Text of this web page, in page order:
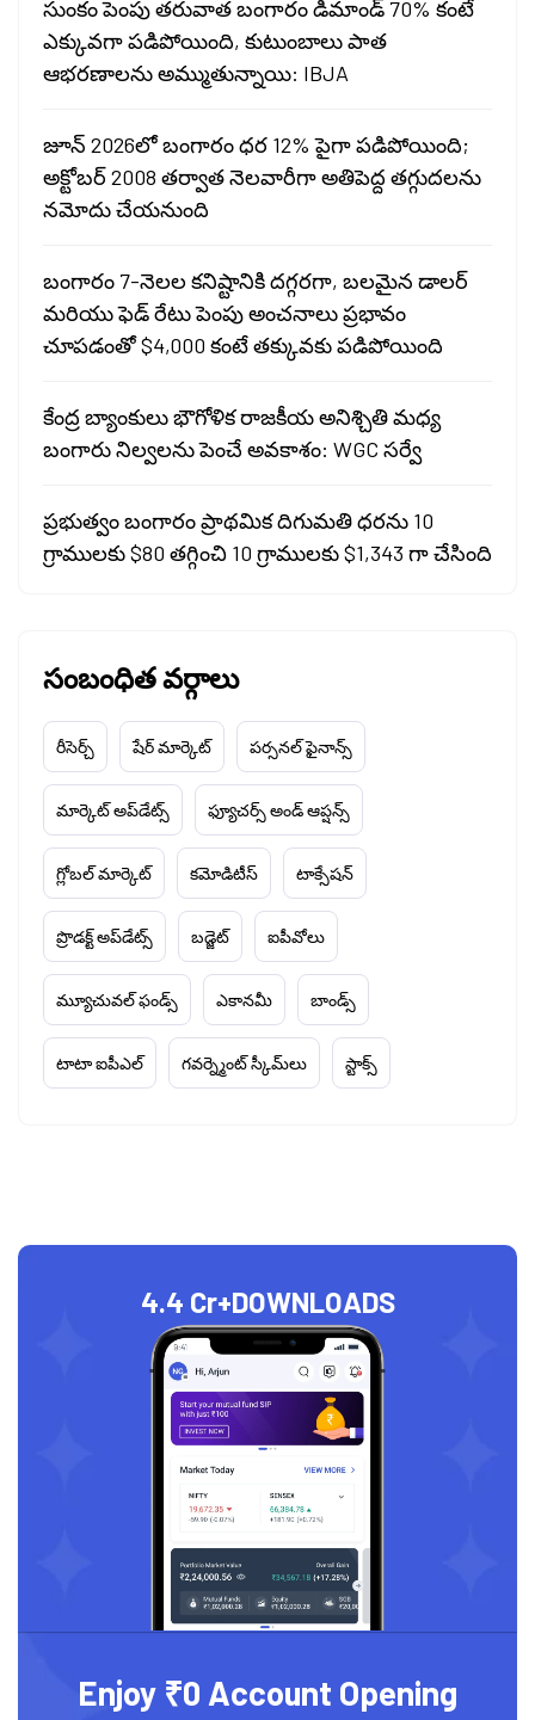
సుంకం పెంపు తరువాత బంగారం డిమాండ్ 70% కంటే
ఎక్కువగా పడిపోయింది, కుటుంబాలు పాత
ఆభరణాలను అమ్ముతున్నాయి: IBJA
జూన్ 2026లో బంగారం ధర 12% పైగా పడిపోయింది;
అక్టోబర్ 2008 తర్వాత నెలవారీగా అతిపెద్ద తగ్గుదలను
నమోదు చేయనుంది
బంగారం 7-నెలల కనిష్టానికి దగ్గరగా, బలమైన డాలర్
మరియు ఫెడ్ రేటు పెంపు అంచనాలు ప్రభావం
చూపడంతో $4,000 కంటే తక్కువకు పడిపోయింది
కేంద్ర బ్యాంకులు భౌగోళిక రాజకీయ అనిశ్చితి మధ్య
బంగారు నిల్వలను పెంచే అవకాశం: WGC సర్వే
ప్రభుత్వం బంగారం ప్రాథమిక దిగుమతి ధరను 10
గ్రాములకు $80 తగ్గించి 10 గ్రాములకు $1,343 గా చేసింది
సంబంధిత వర్గాలు
రీసెర్చ్ షేర్ మార్కెట్ పర్సనల్ ఫైనాన్స్
మార్కెట్ అప్‌డేట్స్ ఫ్యూచర్స్ అండ్ ఆప్షన్స్
గ్లోబల్ మార్కెట్ కమోడిటీస్ టాక్సేషన్
ప్రొడక్ట్ అప్‌డేట్స్ బడ్జెట్ ఐపీవోలు
మ్యూచువల్ ఫండ్స్ ఎకానమీ బాండ్స్
టాటా ఐపీఎల్ గవర్న్మెంట్ స్కీమ్‌లు స్టాక్స్
4.4 Cr+DOWNLOADS
Enjoy ₹0 Account Opening